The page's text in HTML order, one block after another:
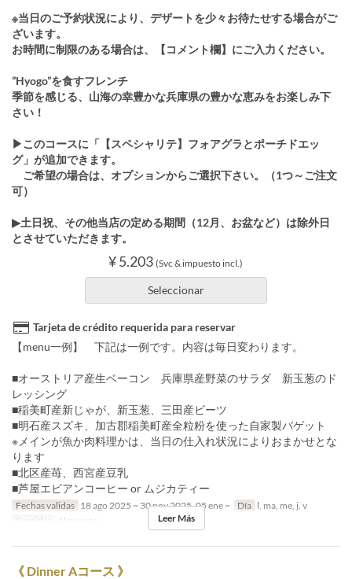
※当日のご予約状況により、デザートを少々お待たせする場合がご
ざいます。
お時間に制限のある場合は、【コメント欄】にご入力ください。
”Hyogo”を食すフレンチ
季節を感じる、山海の幸豊かな兵庫県の豊かな恵みをお楽しみ下
さい！
▶このコースに「【スペシャリテ】フォアグラとポーチドエッ
グ」が追加できます。
ご希望の場合は、オプションからご選択下さい。（1つ～ご注文
可）
▶土日祝、その他当店の定める期間（12月、お盆など）は除外日
とさせていただきます。
¥ 5.203 (Svc & impuesto incl.)
Seleccionar
Tarjeta de crédito requerida para reservar
【menu一例】 下記は一例です。内容は毎日変わります。
■オーストリア産生ベーコン 兵庫県産野菜のサラダ 新玉葱のド
レッシング
■稲美町産新じゃが、新玉葱、三田産ビーツ
■明石産スズキ、加古郡稲美町産全粒粉を使った自家製バゲット
※メインが魚か肉料理かは、当日の仕入れ状況によりおまかせとな
ります
■北区産苺、西宮産豆乳
■芦屋エビアンコーヒー or ムジカティー
Fechas validas 18 ago 2025 ~ 30 nov 2025, 05 ene ~ Día l, ma, me, j, v
Comidas
Almuerzo Leer Más
《 Dinner Aコース 》